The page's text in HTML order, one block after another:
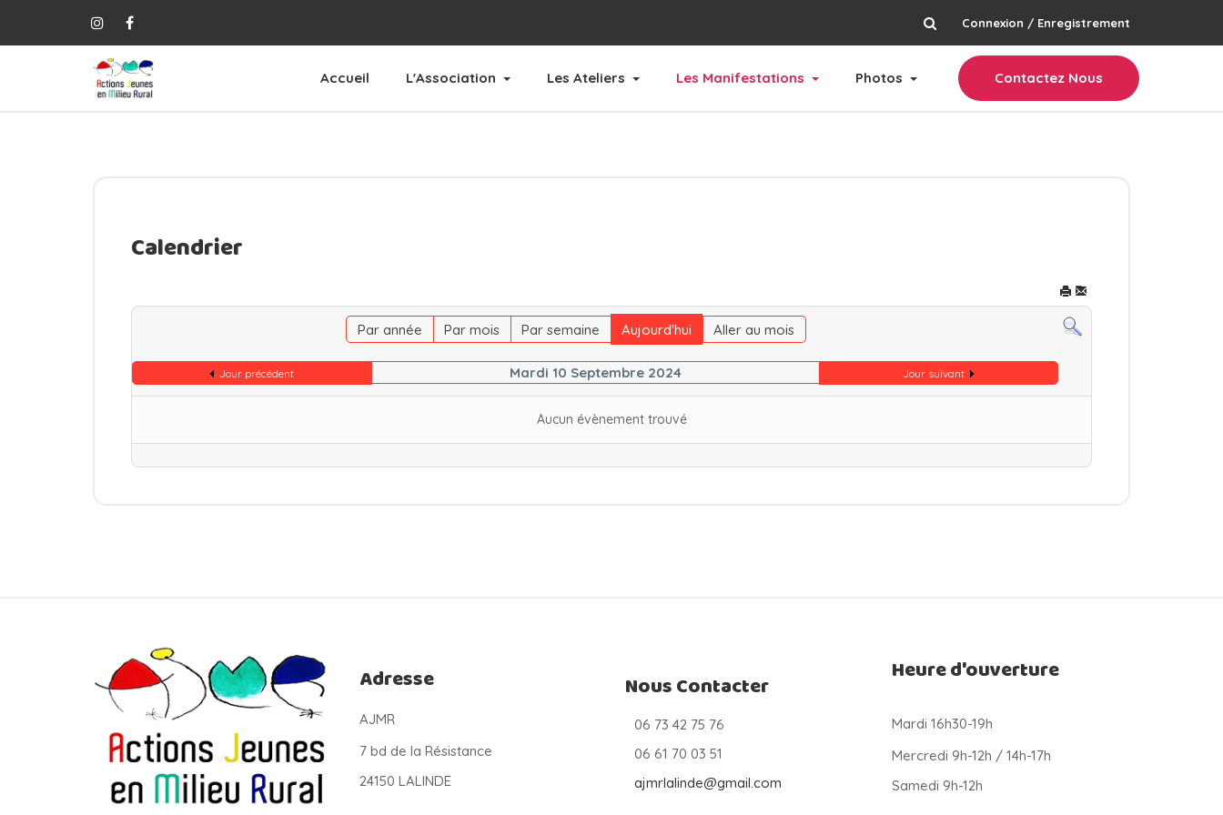
rechercher
Connexion / Enregistrement
Accueil L'Association Les Ateliers Les Manifestations Photos Contactez Nous
Calendrier
Par année Par mois Par semaine Aujourd'hui Aller au mois
Jour précédent Mardi 10 Septembre 2024 Jour suivant
Aucun évènement trouvé
Adresse
AJMR
7 bd de la Résistance
24150 LALINDE
Nous Contacter
06 73 42 75 76
06 61 70 03 51
ajmrlalinde@gmail.com
Heure d'ouverture
Mardi 16h30-19h
Mercredi 9h-12h / 14h-17h
Samedi 9h-12h